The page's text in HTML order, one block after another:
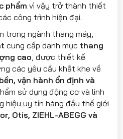
phẩm vì vậy trở thành thiết
công trình hiện đại.
trong ngành thang máy,
cung cấp danh mục thang
cao, được thiết kế
các yêu cầu khắt khe về
vận hành ổn định và
sử dụng động cơ và linh
hiệu uy tín hàng đầu thế giới
Otis, ZIEHL-ABEGG và